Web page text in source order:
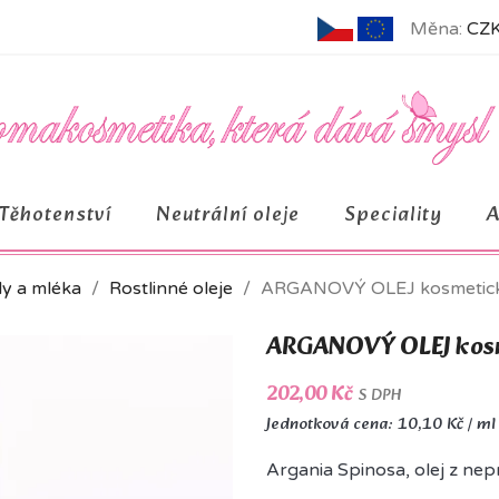
Měna:
Těhotenství Neutrální oleje Speciality
a mléka Rostlinné oleje ARGANOVÝ OLEJ
ARGANOVÝ OLEJ
202,00 Kč S DPH
Jednotková cena: 10,10 Kč / ml
Argania Spinosa, olej z